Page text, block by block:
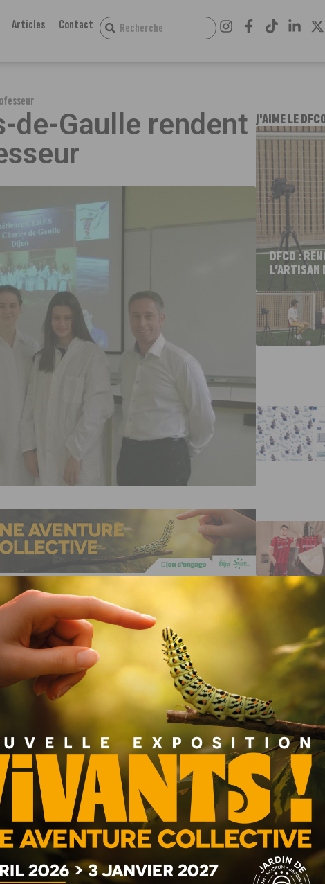
Articles Contact
de-Gaulle rendent
est décédé dans la nuit de samedi à dimanche.
« moutarde de l’espace » et du
de vie lycéenne, plusieurs élèves lui rendent
actuellement dans l’espace et très actif sur les
J'AIME LE
DFCO :
L’ARTISAN